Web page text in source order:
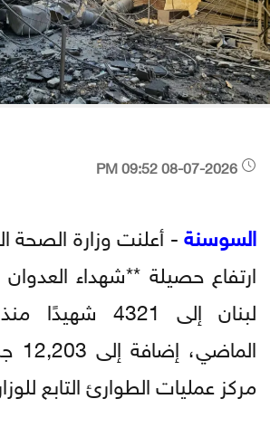
السوسنة- أعلنت وزارة الصحة
ارتفاع حصيلة **شهداء العدوان
مركز عمليات الطوارئ التابع